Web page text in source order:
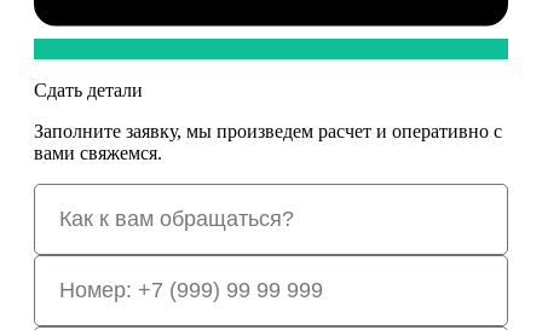
Сдать детали
Заполните заявку, мы произведем расчет и оперативно с
вами свяжемся.